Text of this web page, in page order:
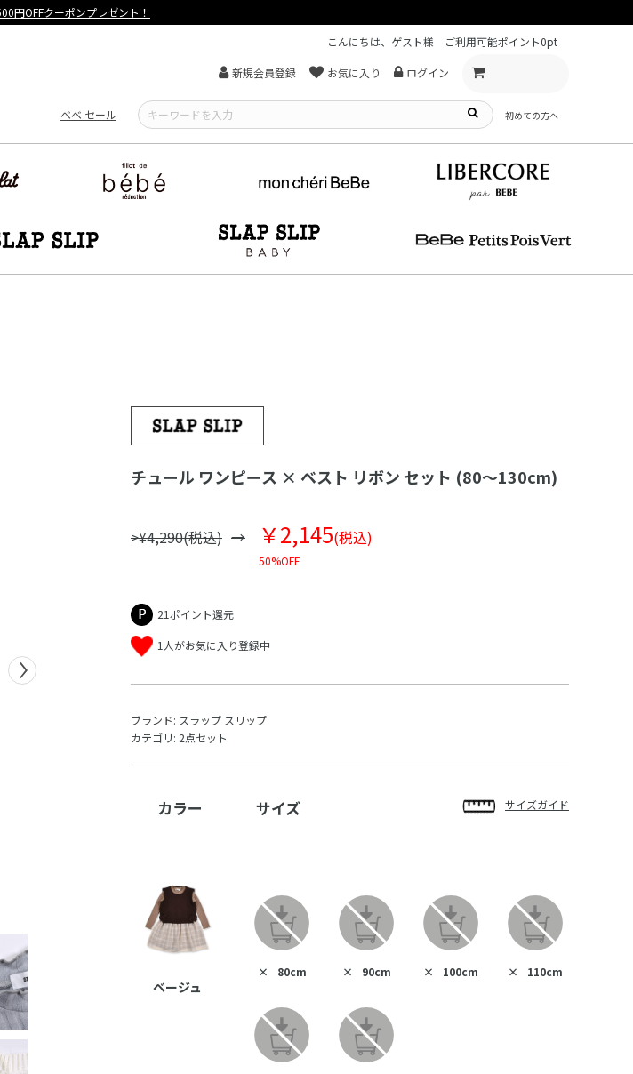
【重要】熊本地震による遅延可能性について
こんにちは、ゲスト様
ご利用可能ポイント0pt
新規会員登録 お気に入り ログイン
べべ セール 初めての方へ
チュール ワンピース × ベスト リボン セット (80～130cm)
>¥4,290(税込) ￥2,145(税込)
50%OFF
21ポイント還元
1人がお気に入り登録中
ブランド: スラップ スリップ
カテゴリ: 2点セット
カラー サイズ サイズガイド
ベージュ
× 80cm × 90cm × 100cm × 110cm